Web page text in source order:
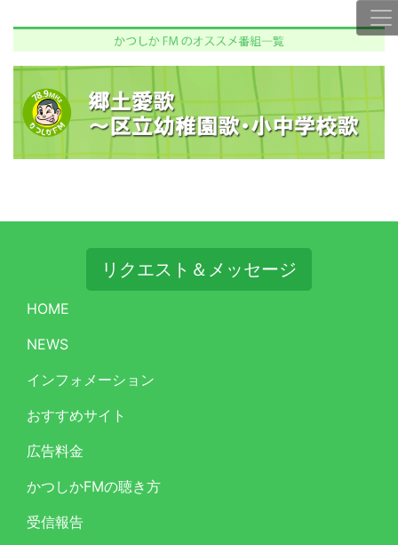
リクエスト＆メッセージ
HOME
NEWS
インフォメーション
おすすめサイト
広告料金
かつしかFMの聴き方
受信報告